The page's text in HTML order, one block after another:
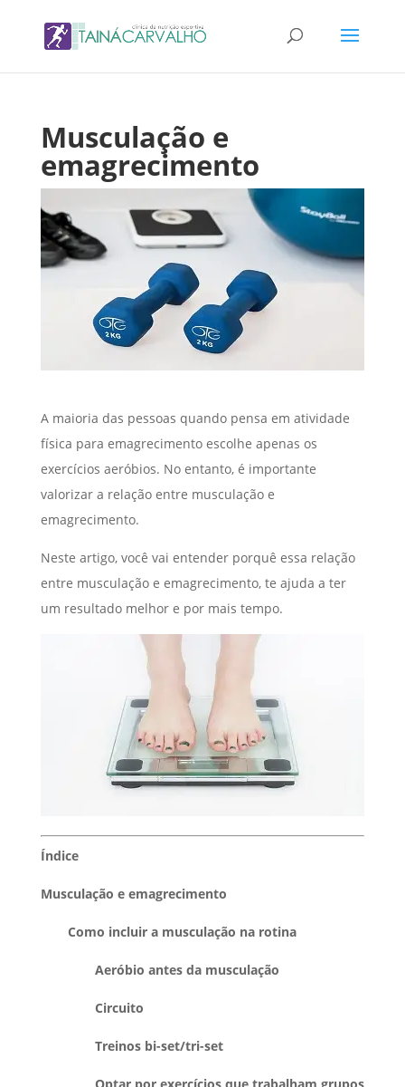
Musculação e
emagrecimento
A maioria das pessoas quando pensa em atividade
física para emagrecimento escolhe apenas os
exercícios aeróbios. No entanto, é importante
valorizar a relação entre musculação e
emagrecimento.
Neste artigo, você vai entender porquê essa relação
entre musculação e emagrecimento, te ajuda a ter
um resultado melhor e por mais tempo.
Índice
Musculação e emagrecimento
Como incluir a musculação na rotina
Aeróbio antes da musculação
Circuito
Treinos bi-set/tri-set